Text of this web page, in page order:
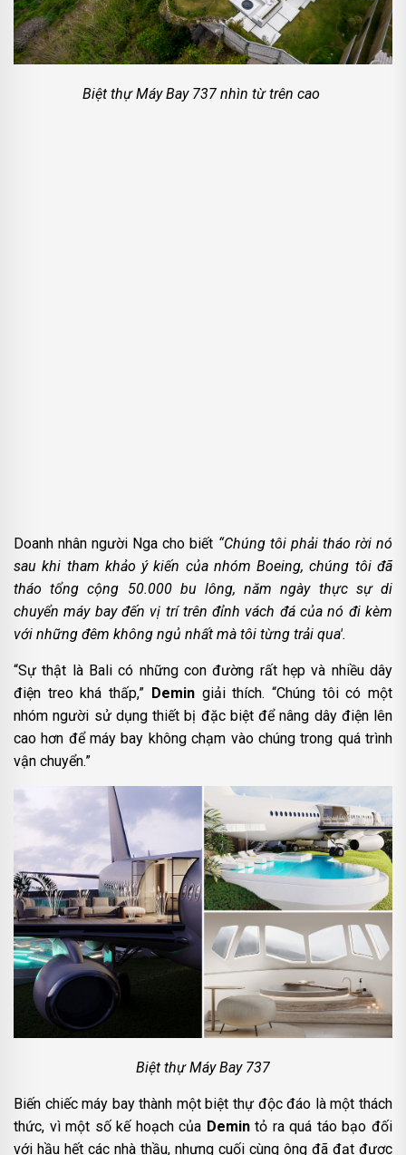
Biệt thự Máy Bay 737 nhìn từ trên cao
Doanh nhân người Nga cho biết “Chúng tôi phải tháo rời nó
sau khi tham khảo ý kiến của nhóm Boeing, chúng tôi đã
tháo tổng cộng 50.000 bu lông, năm ngày thực sự di
chuyển máy bay đến vị trí trên đỉnh vách đá của nó đi kèm
với những đêm không ngủ nhất mà tôi từng trải qua'.
“Sự thật là Bali có những con đường rất hẹp và nhiều dây
điện treo khá thấp,” Demingiải thích. “Chúng tôi có một
nhóm người sử dụng thiết bị đặc biệt để nâng dây điện lên
cao hơn để máy bay không chạm vào chúng trong quá trình
vận chuyển.”
Biệt thự Máy Bay 737
Biến chiếc máy bay thành một biệt thự độc đáo là một thách
thức, vì một số kế hoạch của Demintỏ ra quá táo bạo đối
với hầu hết các nhà thầu, nhưng cuối cùng ông đã đạt được